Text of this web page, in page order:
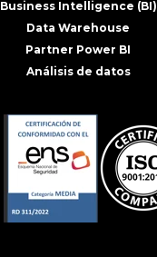
Business Intelligence (BI)
Data Warehouse
Partner Power BI
Análisis de datos